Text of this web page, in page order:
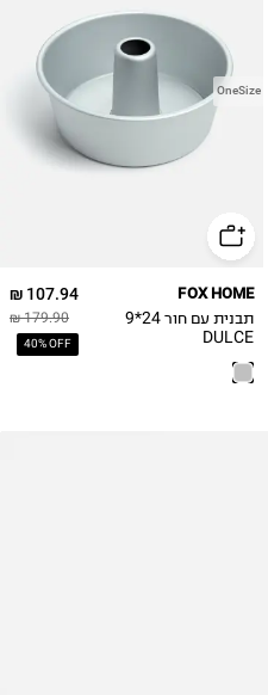
OneSize
107.94 ₪
179.90 ₪
40% OFF
FOX HOME
תבנית עם חור 24*9
DULCE